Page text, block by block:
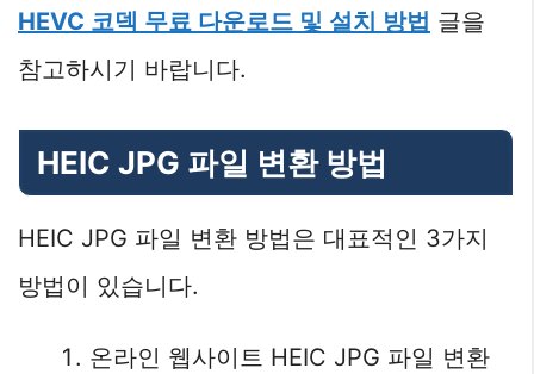
HEVC 코덱 무료 다운로드 및 설치 방법 글을
참고하시기 바랍니다.
HEIC JPG 파일 변환 방법
HEIC JPG 파일 변환 방법은 대표적인 3가지
방법이 있습니다.
온라인 웹사이트 HEIC JPG 파일 변환